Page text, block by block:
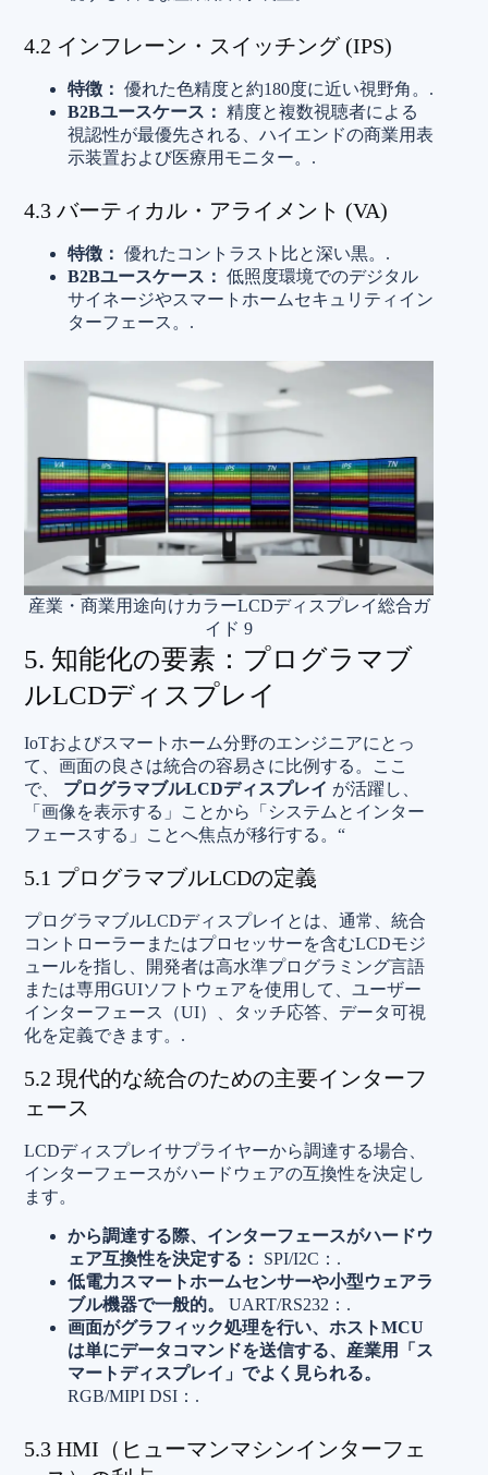
4.2 インフレーン・スイッチング (IPS)
特徴： 優れた色精度と約180度に近い視野角。.
B2Bユースケース： 精度と複数視聴者による
視認性が最優先される、ハイエンドの商業用表
示装置および医療用モニター。.
4.3 バーティカル・アライメント (VA)
特徴： 優れたコントラスト比と深い黒。.
B2Bユースケース： 低照度環境でのデジタル
サイネージやスマートホームセキュリティイン
ターフェース。.
産業・商業用途向けカラーLCDディスプレイ総合ガ
イド 9
5. 知能化の要素：プログラマブ
ルLCDディスプレイ
IoTおよびスマートホーム分野のエンジニアにとっ
て、画面の良さは統合の容易さに比例する。ここ
で、 プログラマブルLCDディスプレイ が活躍し、
「画像を表示する」ことから「システムとインター
フェースする」ことへ焦点が移行する。“
5.1 プログラマブルLCDの定義
プログラマブルLCDディスプレイとは、通常、統合
コントローラーまたはプロセッサーを含むLCDモジ
ュールを指し、開発者は高水準プログラミング言語
または専用GUIソフトウェアを使用して、ユーザー
インターフェース（UI）、タッチ応答、データ可視
化を定義できます。.
5.2 現代的な統合のための主要インターフ
ェース
LCDディスプレイサプライヤーから調達する場合、
インターフェースがハードウェアの互換性を決定し
ます。
から調達する際、インターフェースがハードウ
ェア互換性を決定する：
SPI/I2C：.
低電力スマートホームセンサーや小型ウェアラ
ブル機器で一般的。
UART/RS232：.
画面がグラフィック処理を行い、ホストMCU
は単にデータコマンドを送信する、産業用「ス
マートディスプレイ」でよく見られる。
RGB/MIPI DSI：.
5.3 HMI（ヒューマンマシンインターフェ